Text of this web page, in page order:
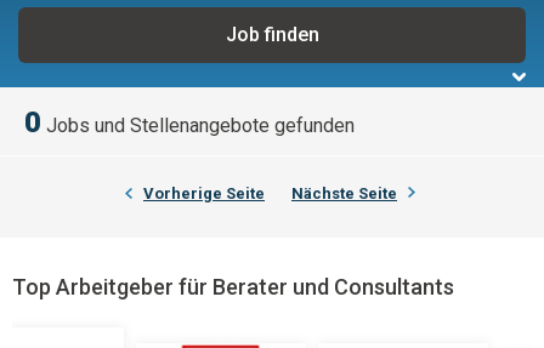
0 Jobs und Stellenangebote gefunden
Vorherige Seite Nächste Seite
Top Arbeitgeber für Berater und Consultants